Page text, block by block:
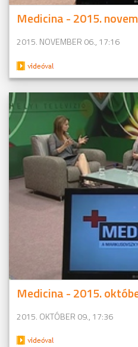
Medicina - 2015.
2015. NOVEMBER 06., 17:16
Medicina - 2015.
2015. OKTÓBER 09., 17:36